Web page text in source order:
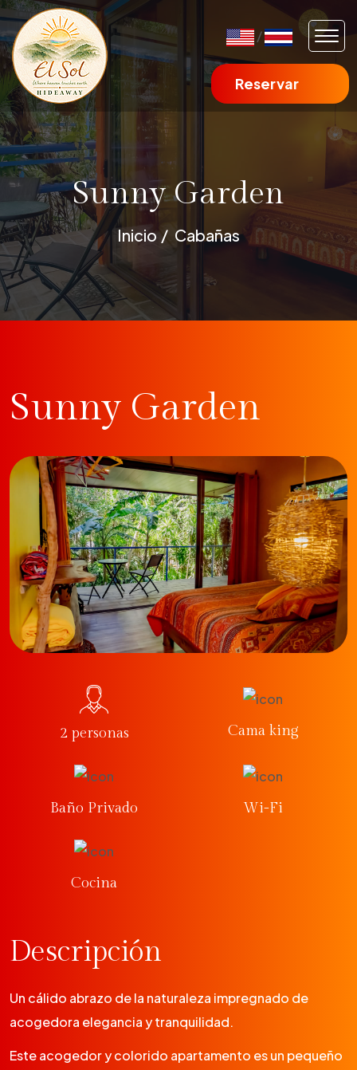
Reservar
/
Sunny Garden
Inicio Cabañas
Sunny Garden
2 personas Cama king
Baño Privado Wi-Fi
Cocina
Descripción
Un cálido abrazo de la naturaleza impregnado de
acogedora elegancia y tranquilidad.
Este acogedor y colorido apartamento es un pequeño